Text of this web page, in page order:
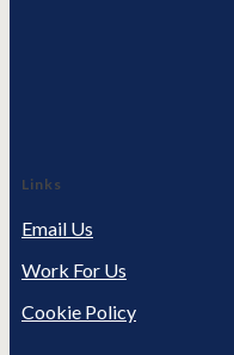
Links
Email Us
Work For Us
Cookie Policy